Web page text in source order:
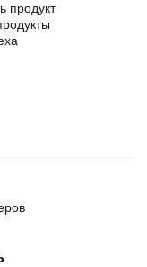
продукт